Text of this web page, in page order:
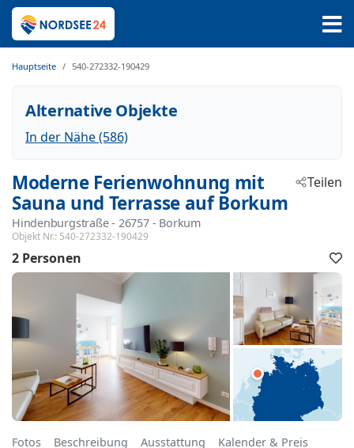
Hauptseite 540-272332-190429
Alternative Objekte
In der Nähe (586)
Moderne Ferienwohnung mit
Sauna und Terrasse auf Borkum
Hindenburgstraße - 26757 - Borkum
Objekt Nr.: 540-272332-190429
Teilen
2 Personen
Fotos Beschreibung Ausstattung Kalender & Preis